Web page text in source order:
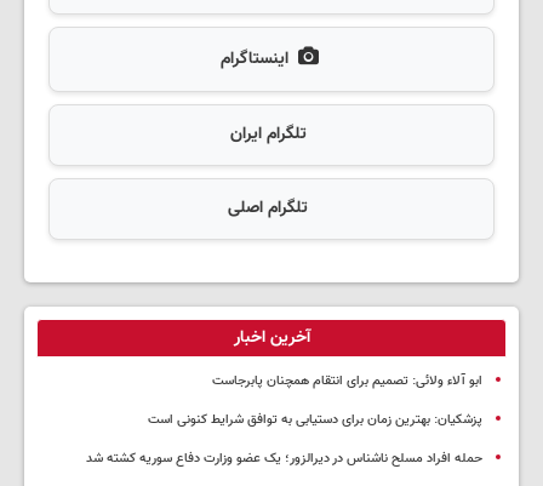
اینستاگرام
تلگرام ایران
تلگرام اصلی
آخرین اخبار
ابو آلاء ولائی: تصمیم برای انتقام همچنان پابرجاست
پزشکیان‌: بهترین زمان برای دستیابی به توافق شرایط کنونی است
حمله افراد مسلح ناشناس در دیرالزور؛ یک عضو وزارت دفاع سوریه کشته شد